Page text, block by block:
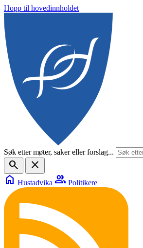
Hopp til hovedinnholdet
Søk etter møter, saker eller forslag...
search
close
home Hustadvika group Politikere